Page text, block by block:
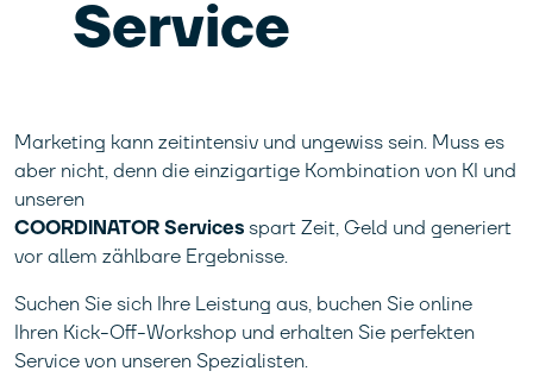
Service
Marketing kann zeitintensiv und ungewiss sein. Muss es
aber nicht, denn die einzigartige Kombination von KI und
unseren
COORDINATOR Services spart Zeit, Geld und generiert
vor allem zählbare Ergebnisse.
Suchen Sie sich Ihre Leistung aus, buchen Sie online
Ihren Kick-Off-Workshop und erhalten Sie perfekten
Service von unseren Spezialisten.